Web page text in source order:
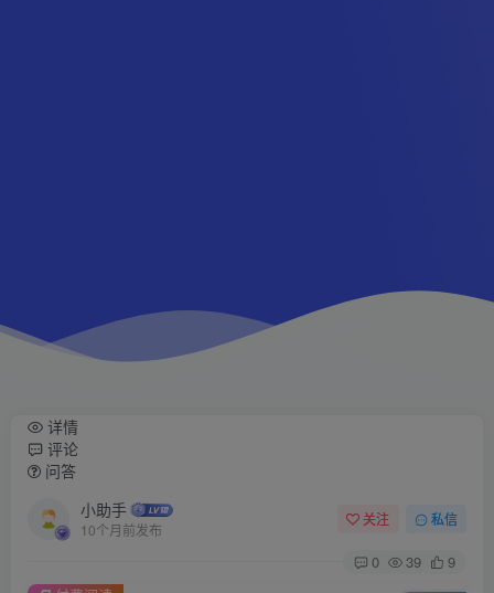
详情
评论
问答
小助手
10个月前发布
关注 私信
0 39
9